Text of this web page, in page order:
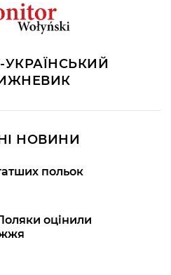
НОВИНИ
польок
Поляки оцінили